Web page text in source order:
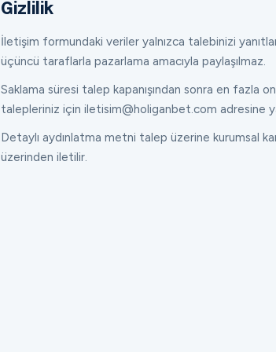
Gizlilik
İletişim formundaki veriler yalnızca talebinizi
üçüncü taraflarla pazarlama amacıyla paylaşılmaz.
Saklama süresi talep kapanışından sonra en fazla
talepleriniz için iletisim@holiganbet.com adresine
Detaylı aydınlatma metni talep üzerine kurumsal
üzerinden iletilir.